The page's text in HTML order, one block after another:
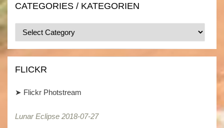
CATEGORIES / KATEGORIEN
Categories
/
FLICKR
➤ Flickr Photstream
Lunar Eclipse 2018-07-27
Lunar Eclipse 2018-07-27